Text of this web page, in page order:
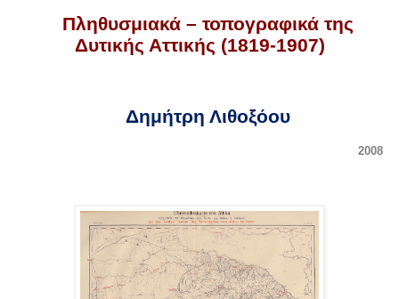
Πληθυσμιακά – τοπογραφικά της
Δυτικής Αττικής (1819-1907)
Δημήτρη Λιθοξόου
2008